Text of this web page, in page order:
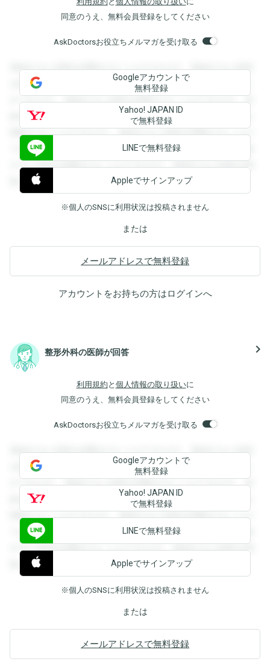
同意のうえ、無料会員登録をしてください
AskDoctorsお役立ちメルマガを受け取る
登録すると回答を閲覧することができます。登録すると回答
を閲覧することができます。登録すると回答を閲覧すること
ができます。登録すると回答を閲覧することができます。登
録すると回答を閲覧することができます。登録すると回答を
閲覧することができます。登録すると回答を閲覧することが
できます。登録すると回答を閲覧することができます。登録
すると回答を閲覧することができます。登録すると回答を閲
覧することができます。
Googleアカウントで
無料登録
Yahoo! JAPAN ID
で無料登録
LINEで無料登録
Appleでサインアップ
※個人のSNSに利用状況は投稿されません
または
メールアドレスで無料登録
アカウントをお持ちの方はログインへ
整形外科の医師が回答 navigate_next
利用規約 と 個人情報の取り扱いに
同意のうえ、無料会員登録をしてください
AskDoctorsお役立ちメルマガを受け取る
登録すると回答を閲覧することができます。登録すると回答
を閲覧することができます。登録すると回答を閲覧すること
ができます。登録すると回答を閲覧することができます。登
録すると回答を閲覧することができます。登録すると回答を
閲覧することができます。登録すると回答を閲覧することが
できます。登録すると回答を閲覧することができます。登録
すると回答を閲覧することができます。登録すると回答を閲
覧することができます。
Googleアカウントで
無料登録
Yahoo! JAPAN ID
で無料登録
LINEで無料登録
Appleでサインアップ
※個人のSNSに利用状況は投稿されません
または
メールアドレスで無料登録